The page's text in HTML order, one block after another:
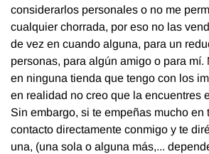
considerarlos personales o no me
cualquier chorrada, por eso no las
de vez en cuando alguna, para un
personas, para algún amigo o para mí.
en ninguna tienda que tengo con los
en realidad no creo que la encuentres
Sin embargo, si te empeñas mucho en
contacto directamente conmigo y te
una, (una sola o alguna más,...